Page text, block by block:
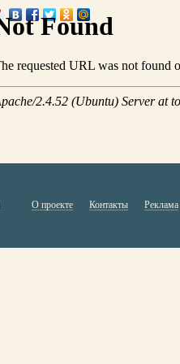
О проекте Контакты Реклама